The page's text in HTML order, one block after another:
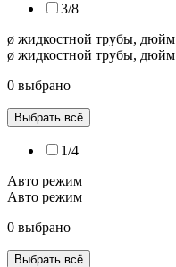
3/8
ø жидкостной трубы, дюйм
ø жидкостной трубы, дюйм
0 выбрано
Выбрать всё
1/4
Авто режим
Авто режим
0 выбрано
Выбрать всё